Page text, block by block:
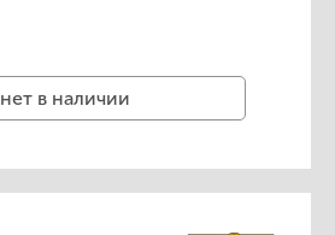
нет в наличии